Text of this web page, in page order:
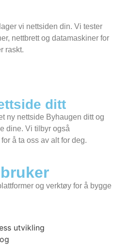
vi nettsiden din. Vi tester
nettbrett og datamaskiner for
raskt.
ditt
ny nettside Byhaugen ditt og
dine. Vi tilbyr også
å ta oss av alt for deg.
og verktøy for å bygge